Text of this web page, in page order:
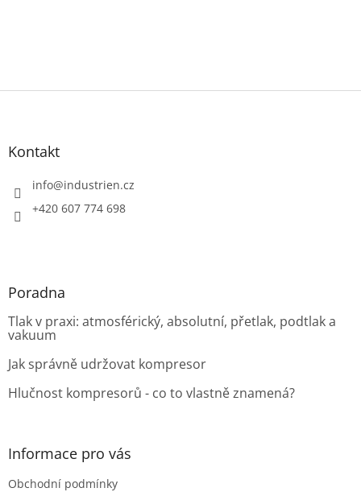
Z
Kontakt
info@industrien.cz
+420 607 774 698
Poradna
Tlak v praxi: atmosférický, absolutní, přetlak, podtlak a
vakuum
Jak správně udržovat kompresor
Hlučnost kompresorů - co to vlastně znamená?
Informace pro vás
Obchodní podmínky